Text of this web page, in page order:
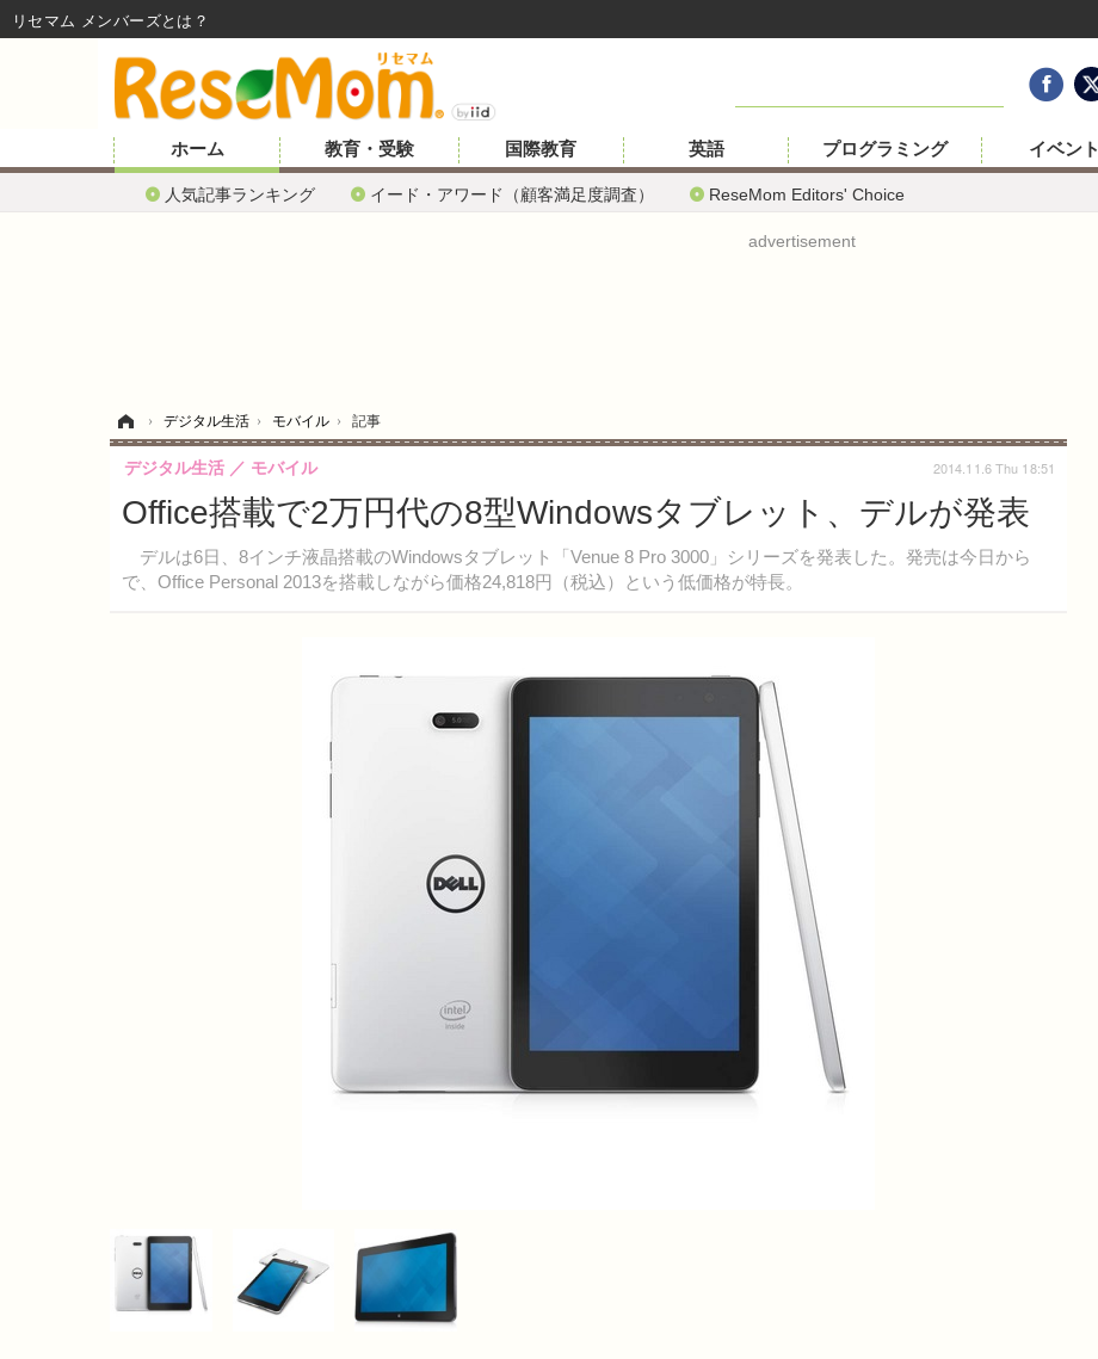
ホーム
人気記事ランキング イード・アワード（顧客満足度調査） ReseMom Editors' Choice
教育・受験 国際教育 英語 プログラミング イベント
advertisement
› デジタル生活 › モバイル › 記事
Office搭載で2万円代の8型Windowsタブレット、デルが発表
デルは6日、8インチ液晶搭載のWindowsタブレット「Venue 8 Pro 3000」シリーズを発表した。発売は今日から
で、Office Personal 2013を搭載しながら価格24,818円（税込）という低価格が特長。
デジタル生活 モバイル 2014.11.6 Thu 18:51
リセマム メンバーズ